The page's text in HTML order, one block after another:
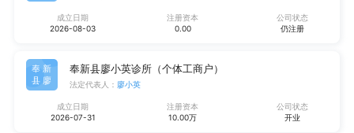
成立日期
2026-08-03
注册资本
0.00
公司状态
仍注册
奉新
县廖
奉新县廖小英诊所（个体工商户）
法定代表人： 廖小英
成立日期
2026-07-31
注册资本
10.00万
公司状态
开业